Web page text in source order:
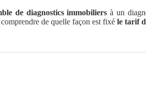
de diagnostics immobiliers à un
de quelle façon est fixé le tarif